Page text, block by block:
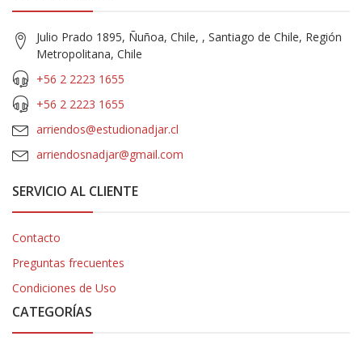
Julio Prado 1895, Ñuñoa, Chile, , Santiago de Chile, Región
Metropolitana, Chile
+56 2 2223 1655
+56 2 2223 1655
arriendos@estudionadjar.cl
arriendosnadjar@gmail.com
SERVICIO AL CLIENTE
Contacto
Preguntas frecuentes
Condiciones de Uso
CATEGORÍAS